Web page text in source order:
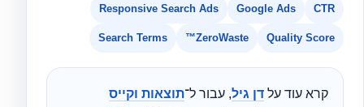
CTR
Google Ads
Responsive Search Ads
Quality Score
ZeroWaste™
Search Terms
קרא עוד על דן גיל, עבור ל־תוצאות וקייס